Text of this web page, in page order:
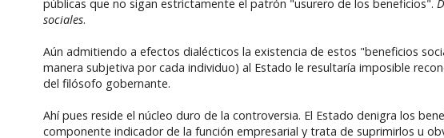
públicas que no sigan estrictamente el patrón "usurero de los beneficios".
sociales.
Aún admitiendo a efectos dialécticos la existencia de estos "beneficios
manera subjetiva por cada individuo) al Estado le resultaría imposible
del filósofo gobernante.
Ahí pues reside el núcleo duro de la controversia. El Estado denigra los
componente indicador de la función empresarial y trata de suprimirlos u